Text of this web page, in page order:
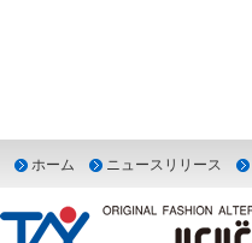
ホーム ニュースリリース